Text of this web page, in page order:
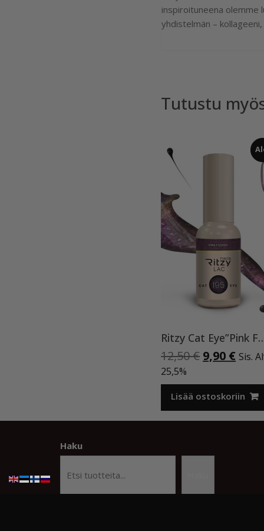
inspiroituneena olemme
yhdistelmän –
Tutustu
Ritzy Cat
12,50€
oli:
12,50 €.
9,90 €
on:
9,90
Sis.
25,5%
Lisää ostoskoriin
Haku